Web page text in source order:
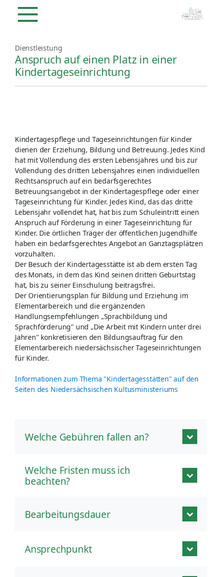
Dienstleistung
Anspruch auf einen Platz in einer
Kindertageseinrichtung
Kindertagespflege und Tageseinrichtungen für Kinder
dienen der Erziehung, Bildung und Betreuung. Jedes Kind
hat mit Vollendung des ersten Lebensjahres und bis zur
Vollendung des dritten Lebensjahres einen individuellen
Rechtsanspruch auf ein bedarfsgerechtes
Betreuungsangebot in der Kindertagespflege oder einer
Tageseinrichtung für Kinder. Jedes Kind, das das dritte
Lebensjahr vollendet hat, hat bis zum Schuleintritt einen
Anspruch auf Förderung in einer Tageseinrichtung für
Kinder. Die örtlichen Träger der öffentlichen Jugendhilfe
haben ein bedarfsgerechtes Angebot an Ganztagsplätzen
vorzuhalten.
Der Besuch der Kindertagesstätte ist ab dem ersten Tag
des Monats, in dem das Kind seinen dritten Geburtstag
hat, bis zu seiner Einschulung beitragsfrei.
Der Orientierungsplan für Bildung und Erziehung im
Elementarbereich und die ergänzenden
Handlungsempfehlungen „Sprachbildung und
Sprachförderung" und „Die Arbeit mit Kindern unter drei
Jahren" konkretisieren den Bildungsauftrag für den
Elementarbereich niedersächsischer Tageseinrichtungen
für Kinder.
Informationen zum Thema "Kindertagesstätten" auf den
Seiten des Niedersächsischen Kultusministeriums
Welche Gebühren fallen an?
Welche Fristen muss ich
beachten?
Bearbeitungsdauer
Ansprechpunkt